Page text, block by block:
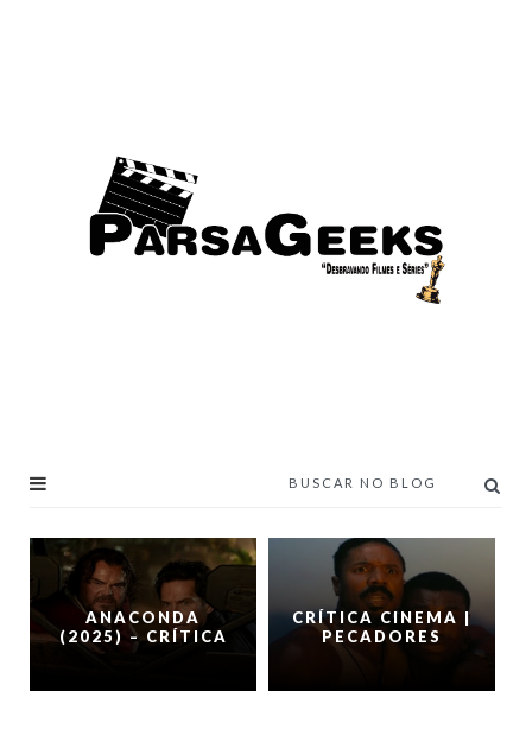
ANACONDA
(2025) – CRÍTICA
CRÍTICA CINEMA |
PECADORES